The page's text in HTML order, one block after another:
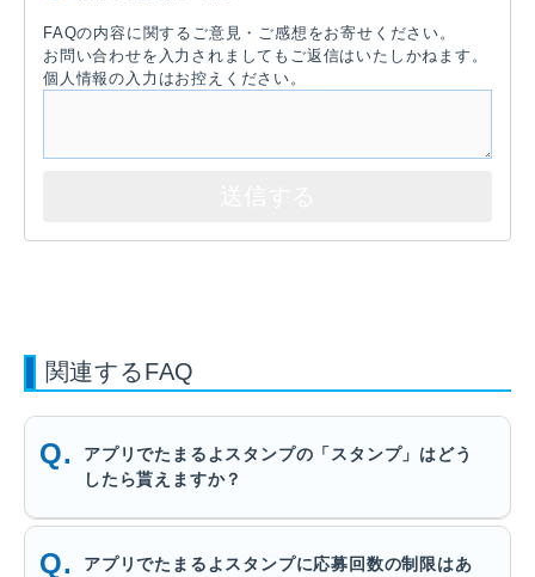
FAQの内容に関するご意見・ご感想をお寄せください。
お問い合わせを入力されましてもご返信はいたしかねます。
個人情報の入力はお控えください。
関連するFAQ
アプリでたまるよスタンプの「スタンプ」はどう
したら貰えますか？
アプリでたまるよスタンプに応募回数の制限はあ